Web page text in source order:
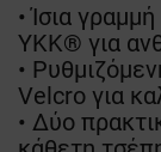
• Ίσια
YKK® για
•
Velcro για
• Δύο